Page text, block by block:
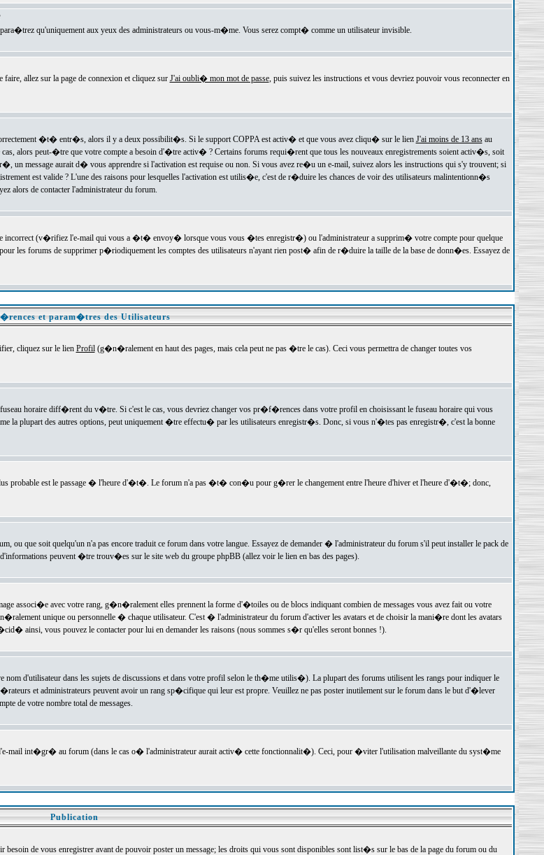
qu'uniquement aux yeux des administrateurs ou vous-m�me. Vous serez compt� comme un utilisateur invisible.
allez sur la page de connexion et cliquez sur J'ai oubli� mon mot de passe, puis suivez les instructions et vous devriez pouvoir vous reconnecter en
�t� entr�s, alors il y a deux possibilit�s. Si le support COPPA est activ� et que vous avez cliqu� sur le lien J'ai moins de 13 ansau
alors peut-�tre que votre compte a besoin d'�tre activ� ? Certains forums requi�rent que tous les nouveaux enregistrements soient activ�s, soit
un message aurait d� vous apprendre si l'activation est requise ou non. Si vous avez re�u un e-mail, suivez alors les instructions qui s'y trouvent; si
est valide ? L'une des raisons pour lesquelles l'activation est utilis�e, c'est de r�duire les chances de voir des utilisateurs malintentionn�s
alors de contacter l'administrateur du forum.
incorrect (v�rifiez l'e-mail qui vous a �t� envoy� lorsque vous vous �tes enregistr�) ou l'administrateur a supprim� votre compte pour quelque
les forums de supprimer p�riodiquement les comptes des utilisateurs n'ayant rien post� afin de r�duire la taille de la base de donn�es. Essayez de
et param�tres des Utilisateurs
cliquez sur le lien Profil(g�n�ralement en haut des pages, mais cela peut ne pas �tre le cas). Ceci vous permettra de changer toutes vos
horaire diff�rent du v�tre. Si c'est le cas, vous devriez changer vos pr�f�rences dans votre profil en choisissant le fuseau horaire qui vous
la plupart des autres options, peut uniquement �tre effectu� par les utilisateurs enregistr�s. Donc, si vous n'�tes pas enregistr�, c'est la bonne
probable est le passage � l'heure d'�t�. Le forum n'a pas �t� con�u pour g�rer le changement entre l'heure d'hiver et l'heure d'�t�; donc,
ou que soit quelqu'un n'a pas encore traduit ce forum dans votre langue. Essayez de demander � l'administrateur du forum s'il peut installer le pack de
peuvent �tre trouv�es sur le site web du groupe phpBB (allez voir le lien en bas des pages).
associ�e avec votre rang, g�n�ralement elles prennent la forme d'�toiles ou de blocs indiquant combien de messages vous avez fait ou votre
unique ou personnelle � chaque utilisateur. C'est � l'administrateur du forum d'activer les avatars et de choisir la mani�re dont les avatars
ainsi, vous pouvez le contacter pour lui en demander les raisons (nous sommes s�r qu'elles seront bonnes !).
d'utilisateur dans les sujets de discussions et dans votre profil selon le th�me utilis�). La plupart des forums utilisent les rangs pour indiquer le
et administrateurs peuvent avoir un rang sp�cifique qui leur est propre. Veuillez ne pas poster inutilement sur le forum dans le but d'�lever
de votre nombre total de messages.
mail int�gr� au forum (dans le cas o� l'administrateur aurait activ� cette fonctionnalit�). Ceci, pour �viter l'utilisation malveillante du syst�me
Publication
de vous enregistrer avant de pouvoir poster un message; les droits qui vous sont disponibles sont list�s sur le bas de la page du forum ou du